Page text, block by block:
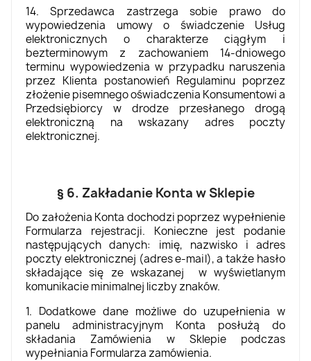
14. Sprzedawca zastrzega sobie prawo do
wypowiedzenia umowy o świadczenie Usług
elektronicznych o charakterze ciągłym i
bezterminowym z zachowaniem 14-dniowego
terminu wypowiedzenia w przypadku naruszenia
przez Klienta postanowień Regulaminu poprzez
złożenie pisemnego oświadczenia Konsumentowi a
Przedsiębiorcy w drodze przesłanego drogą
elektroniczną na wskazany adres poczty
elektronicznej.
§ 6. Zakładanie Konta w Sklepie
Do założenia Konta dochodzi poprzez wypełnienie
Formularza rejestracji. Konieczne jest podanie
następujących danych: imię, nazwisko i adres
poczty elektronicznej (adres e-mail), a także hasło
składające się ze wskazanej w wyświetlanym
komunikacie minimalnej liczby znaków.
1. Dodatkowe dane możliwe do uzupełnienia w
panelu administracyjnym Konta posłużą do
składania Zamówienia w Sklepie podczas
wypełniania Formularza zamówienia.